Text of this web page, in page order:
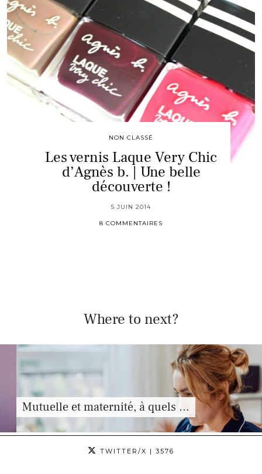
NON CLASSÉ
Les vernis Laque Very Chic
d’Agnès b. | Une belle
découverte !
5 JUIN 2014
8 COMMENTAIRES
Where to next?
Mutuelle et maternité, à quels …
TWITTER/X | 3576